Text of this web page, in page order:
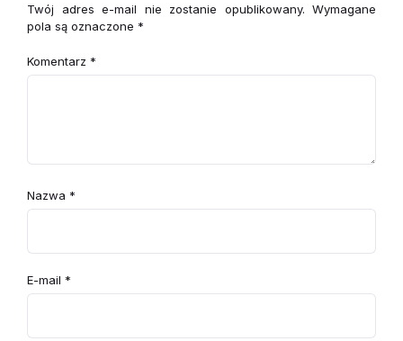
Twój adres e-mail nie zostanie opublikowany. Wymagane
pola są oznaczone *
Komentarz *
Nazwa *
E-mail *